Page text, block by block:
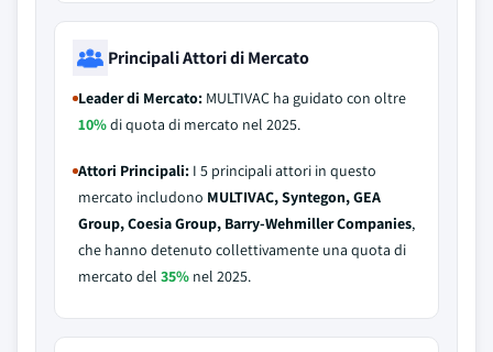
Principali Attori di Mercato
Leader di Mercato: MULTIVAC ha guidato con oltre
10%di quota di mercato nel 2025.
Attori Principali: I 5 principali attori in questo
mercato includono MULTIVAC, Syntegon, GEA
Group, Coesia Group, Barry-Wehmiller Companies,
che hanno detenuto collettivamente una quota di
mercato del 35% nel 2025.